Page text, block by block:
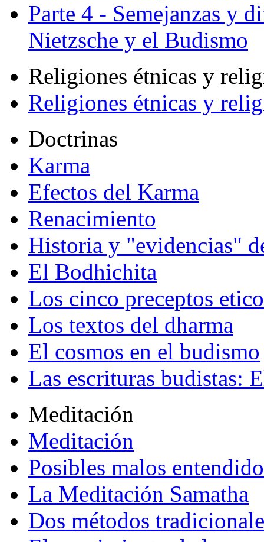
Parte 4 - Semejanzas y
Nietzsche y el Budismo
Religiones étnicas y
Religiones étnicas y
Doctrinas
Karma
Efectos del Karma
Renacimiento
Historia y "evidencias"
El Bodhichita
Los cinco preceptos
Los textos del dharma
El cosmos en el budismo
Las escrituras budistas:
Meditación
Meditación
Posibles malos
La Meditación Samatha
Dos métodos